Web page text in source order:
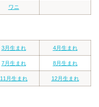
ワニ
3月生まれ 4月生まれ
7月生まれ 8月生まれ
11月生まれ 12月生まれ